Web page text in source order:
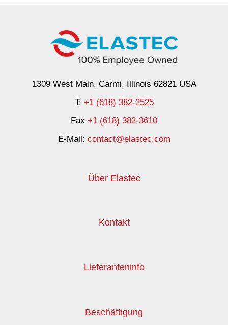
1309 West Main, Carmi, Illinois 62821 USA
T: +1 (618) 382-2525
Fax +1 (618) 382-3610
E-Mail: contact@elastec.com
Über Elastec
Kontakt
Lieferanteninfo
Beschäftigung